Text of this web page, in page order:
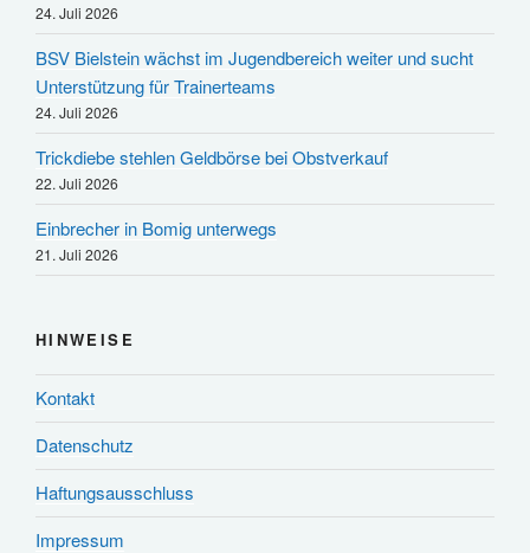
24. Juli 2026
BSV Bielstein wächst im Jugendbereich weiter und sucht
Unterstützung für Trainerteams
24. Juli 2026
Trickdiebe stehlen Geldbörse bei Obstverkauf
22. Juli 2026
Einbrecher in Bomig unterwegs
21. Juli 2026
HINWEISE
Kontakt
Datenschutz
Haftungsausschluss
Impressum